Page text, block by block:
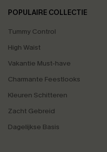
POPULAIRE COLLECTIE
Tummy Control
High Waist
Vakantie Must-have
Charmante Feestlooks
Kleuren Schitteren
Zacht Gebreid
Dagelijkse Basis